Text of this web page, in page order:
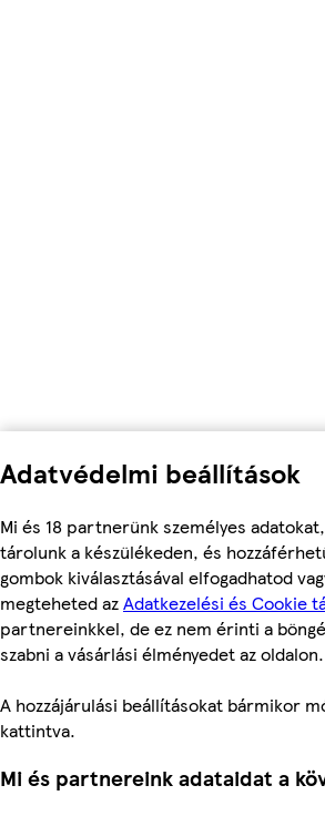
Adatvédelmi beállítások
Mi és 18 partnerünk személyes
tárolunk a készülékeden, és
gombok kiválasztásával elfogadhatod
megteheted azAdatkezelési és Cookie
partnereinkkel, de ez nem érinti a
szabni a vásárlási élményedet az oldalon.
A hozzájárulási beállításokat bármikor
kattintva.
Mi és partnereink adataidat a